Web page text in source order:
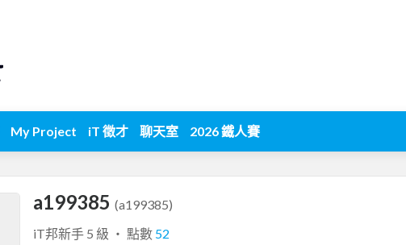
My Project iT 徵才 聊天室 2026 鐵人賽
a199385 (a199385)
iT邦新手 5 級 ‧ 點數 52